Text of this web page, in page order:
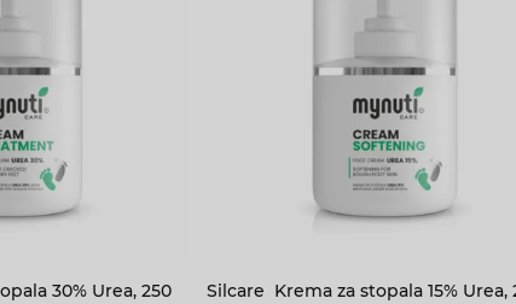
30% Urea, 250
Silcare Krema za stopala 15% Urea,